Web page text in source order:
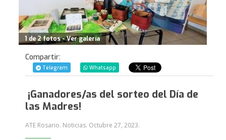
1 de 2 fotos - Ver galería
Compartir:
Telegram Whatsapp
¡Ganadores/as del sorteo del Día de
las Madres!
ATE Rosario. Noticias. Octubre 27, 2023.